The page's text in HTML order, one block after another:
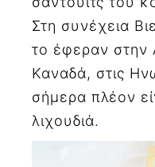
Στη συνέχεια
το έφεραν στην
Καναδά, στις
σήμερα πλέον
λιχουδιά.